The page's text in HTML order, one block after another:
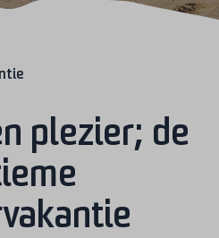
plezier; de